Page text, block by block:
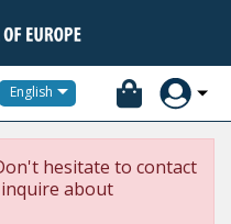
English
hesitate to contact
about